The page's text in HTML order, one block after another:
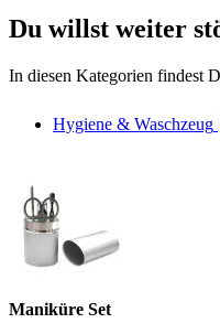
Du willst weiter
In diesen Kategorien findest
Hygiene & Waschzeug
Maniküre Set